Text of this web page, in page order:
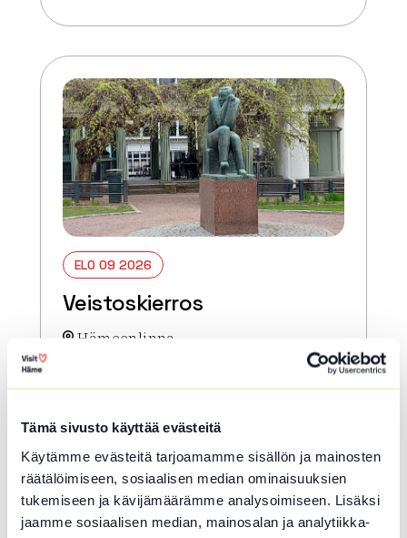
Tämä sivusto käyttää evästeitä
Käytämme evästeitä tarjoamamme sisällön ja mainosten
räätälöimiseen, sosiaalisen median ominaisuuksien
tukemiseen ja kävijämäärämme analysoimiseen. Lisäksi
jaamme sosiaalisen median, mainosalan ja analytiikka-
ELO 09 2026
Veistoskierros
Hämeenlinna
Hämeenlinnan keskustan alueen
Lue lisää tapahtumasta Veistoskierros